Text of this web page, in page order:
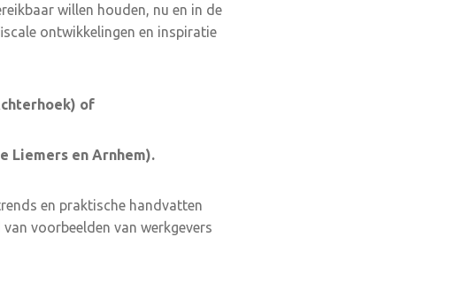
willen houden, nu en in de
ontwikkelingen en inspiratie
of
Liemers en Arnhem).
en praktische handvatten
voorbeelden van werkgevers